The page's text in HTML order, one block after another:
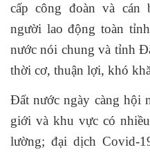
cấp công đoàn và cán
người lao động toàn
nước nói chung và tỉnh
thời cơ, thuận lợi, khó
Đất nước ngày càng hội
giới và khu vực có
lường; đại dịch Covid-